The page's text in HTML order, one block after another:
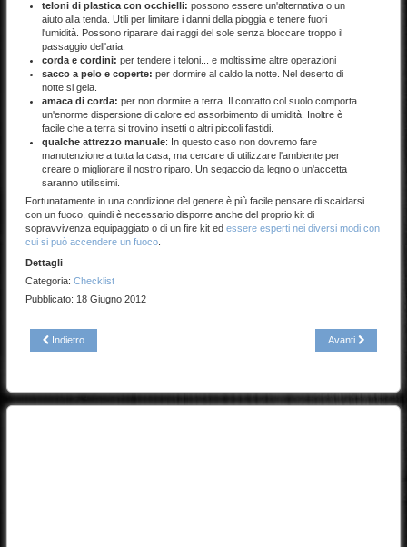
teloni di plastica con occhielli: possono essere un'alternativa o un
aiuto alla tenda. Utili per limitare i danni della pioggia e tenere fuori
l'umidità. Possono riparare dai raggi del sole senza bloccare troppo il
passaggio dell'aria.
corda e cordini: per tendere i teloni... e moltissime altre operazioni
sacco a pelo e coperte: per dormire al caldo la notte. Nel deserto di
notte si gela.
amaca di corda: per non dormire a terra. Il contatto col suolo comporta
un'enorme dispersione di calore ed assorbimento di umidità. Inoltre è
facile che a terra si trovino insetti o altri piccoli fastidi.
qualche attrezzo manuale: In questo caso non dovremo fare
manutenzione a tutta la casa, ma cercare di utilizzare l'ambiente per
creare o migliorare il nostro riparo. Un segaccio da legno o un'accetta
saranno utilissimi.
Fortunatamente in una condizione del genere è più facile pensare di scaldarsi
con un fuoco, quindi è necessario disporre anche del proprio kit di
sopravvivenza equipaggiato o di un fire kit ed essere esperti nei diversi modi con
cui si può accendere un fuoco
Dettagli
Categoria: Checklist
Pubblicato: 18 Giugno 2012
Indietro Avanti